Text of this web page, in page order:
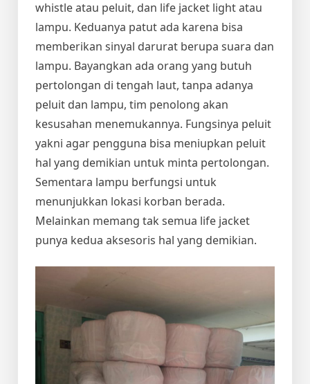
whistle atau peluit, dan life jacket light atau
lampu. Keduanya patut ada karena bisa
memberikan sinyal darurat berupa suara dan
lampu. Bayangkan ada orang yang butuh
pertolongan di tengah laut, tanpa adanya
peluit dan lampu, tim penolong akan
kesusahan menemukannya. Fungsinya peluit
yakni agar pengguna bisa meniupkan peluit
hal yang demikian untuk minta pertolongan.
Sementara lampu berfungsi untuk
menunjukkan lokasi korban berada.
Melainkan memang tak semua life jacket
punya kedua aksesoris hal yang demikian.